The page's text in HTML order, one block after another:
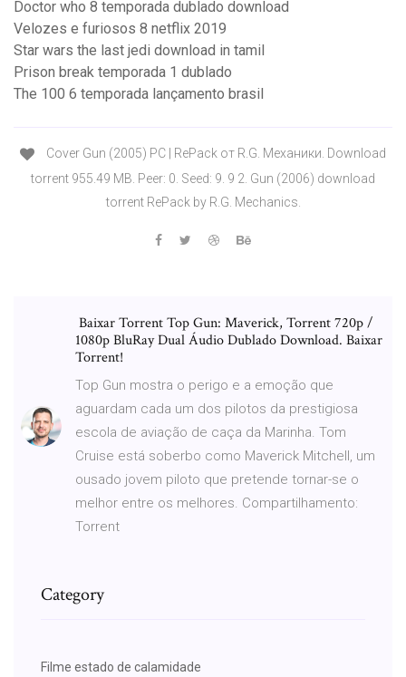
Doctor who 8 temporada dublado download
Velozes e furiosos 8 netflix 2019
Star wars the last jedi download in tamil
Prison break temporada 1 dublado
The 100 6 temporada lançamento brasil
Cover Gun (2005) PC | RePack от R.G. Механики. Download
torrent 955.49 MB. Peer: 0. Seed: 9. 9 2. Gun (2006) download
torrent RePack by R.G. Mechanics.
️ Baixar Torrent Top Gun: Maverick, Torrent 720p /
1080p BluRay Dual Áudio Dublado Download. Baixar
Torrent!
Top Gun mostra o perigo e a emoção que
aguardam cada um dos pilotos da prestigiosa
escola de aviação de caça da Marinha. Tom
Cruise está soberbo como Maverick Mitchell, um
ousado jovem piloto que pretende tornar-se o
melhor entre os melhores. Compartilhamento:
Torrent
Category
Filme estado de calamidade